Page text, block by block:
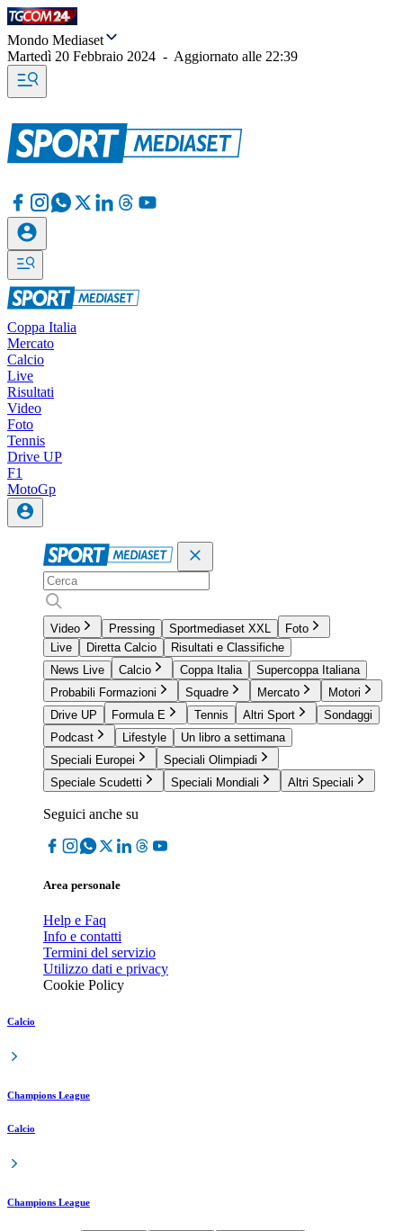
Mondo Mediaset
Martedì 20 Febbraio 2024 - Aggiornato alle 22:39
Coppa Italia
Mercato
Calcio
Live
Risultati
Video
Foto
Tennis
Drive UP
F1
MotoGp
Video Pressing Sportmediaset XXL
Foto
Live
Diretta Calcio
Risultati e Classifiche
News Live
Calcio Coppa Italia
Supercoppa Italiana
Probabili Formazioni
Squadre Mercato
Motori
Drive UP
Formula E Tennis Altri Sport
Sondaggi
Podcast
Lifestyle
Un libro a settimana
Speciali Europei
Speciali Olimpiadi
Speciale Scudetti
Speciali Mondiali Altri Speciali
Seguici anche su
Area personale
Help e Faq
Info e contatti
Termini del servizio
Utilizzo dati e privacy
Cookie Policy
Calcio
Champions League
Calcio
Champions League